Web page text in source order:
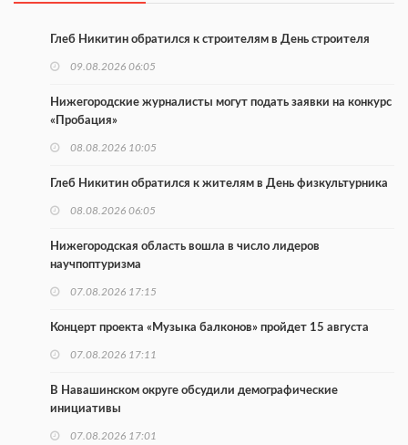
Глеб Никитин обратился к строителям в День строителя
09.08.2026 06:05
Нижегородские журналисты могут подать заявки на конкурс
«Пробация»
08.08.2026 10:05
Глеб Никитин обратился к жителям в День физкультурника
08.08.2026 06:05
Нижегородская область вошла в число лидеров
научпоптуризма
07.08.2026 17:15
Концерт проекта «Музыка балконов» пройдет 15 августа
07.08.2026 17:11
В Навашинском округе обсудили демографические
инициативы
07.08.2026 17:01